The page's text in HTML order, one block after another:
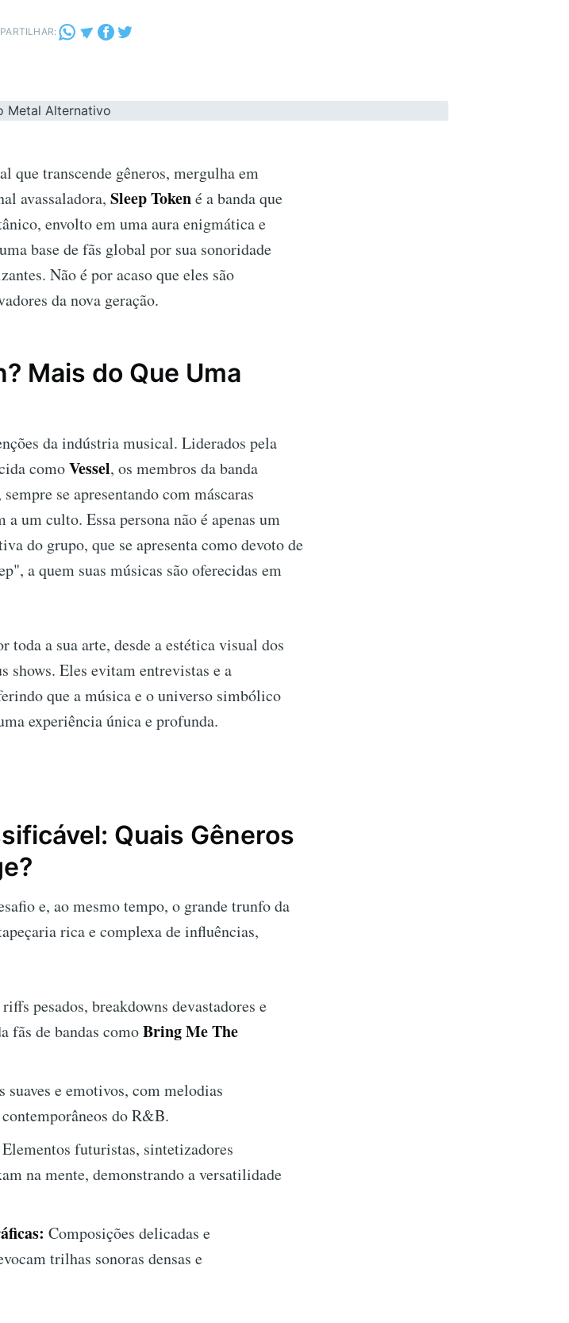
que transcende gêneros, mergulha em
avassaladora, Sleep Tokené a banda que
envolto em uma aura enigmática e
base de fãs global por sua sonoridade
Não é por acaso que eles são
da nova geração.
Mais do Que Uma
da indústria musical. Liderados pela
comoVessel, os membros da banda
se apresentando com máscaras
um culto. Essa persona não é apenas um
do grupo, que se apresenta como devoto de
a quem suas músicas são oferecidas em
toda a sua arte, desde a estética visual dos
shows. Eles evitam entrevistas e a
que a música e o universo simbólico
experiência única e profunda.
Quais Gêneros
e, ao mesmo tempo, o grande trunfo da
rica e complexa de influências,
pesados, breakdowns devastadores e
fãs de bandas comoBring Me The
suaves e emotivos, com melodias
do R&B.
Elementos futuristas, sintetizadores
na mente, demonstrando a versatilidade
Composições delicadas e
trilhas sonoras densas e